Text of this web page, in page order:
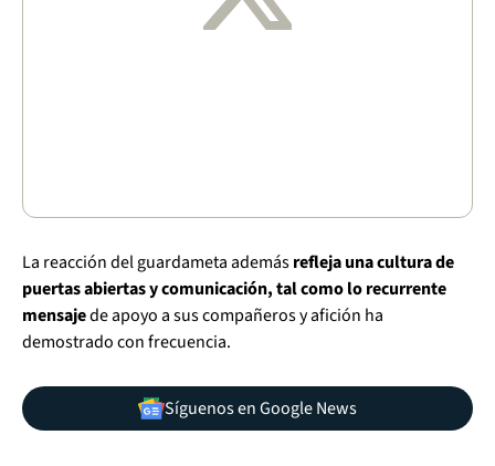
La reacción del guardameta ademásrefleja una cultura de
puertas abiertas y comunicación, tal como lo recurrente
mensajede apoyo a sus compañeros y afición ha
demostrado con frecuencia.
Síguenos en Google News